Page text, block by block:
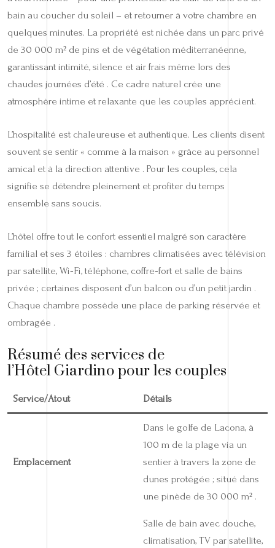
bain au coucher du soleil – et retourner à votre chambre en
quelques minutes. La propriété est nichée dans un parc privé
de 30 000 m² de pins et de végétation méditerranéenne,
garantissant intimité, silence et air frais même lors des
chaudes journées d’été . Ce cadre naturel crée une
atmosphère intime et relaxante que les couples apprécient.
L’hospitalité est chaleureuse et authentique. Les clients disent
souvent se sentir « comme à la maison » grâce au personnel
amical et à la direction attentive . Pour les couples, cela
signifie se détendre pleinement et profiter du temps
ensemble sans soucis.
L’hôtel offre tout le confort essentiel malgré son caractère
familial et ses 3 étoiles : chambres climatisées avec télévision
par satellite, Wi‑Fi, téléphone, coffre‑fort et salle de bains
privée ; certaines disposent d’un balcon ou d’un petit jardin .
Chaque chambre possède une place de parking réservée et
ombragée .
Résumé des services de
l’Hôtel Giardino pour les couples
Service/Atout Détails
Emplacement
Dans le golfe de Lacona, à
100 m de la plage via un
sentier à travers la zone de
dunes protégée ; situé dans
une pinède de 30 000 m² .
Salle de bain avec douche,
climatisation, TV par satellite,